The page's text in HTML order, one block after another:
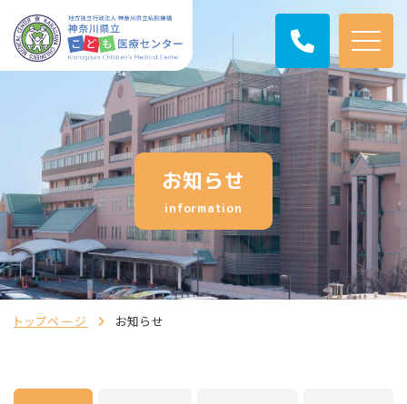
お知らせ
information
トップページ お知らせ